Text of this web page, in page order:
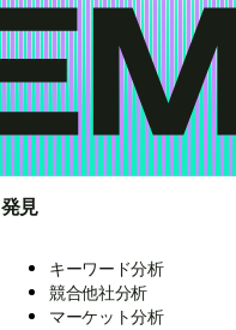
発見
キーワード分析
競合他社分析
マーケット分析